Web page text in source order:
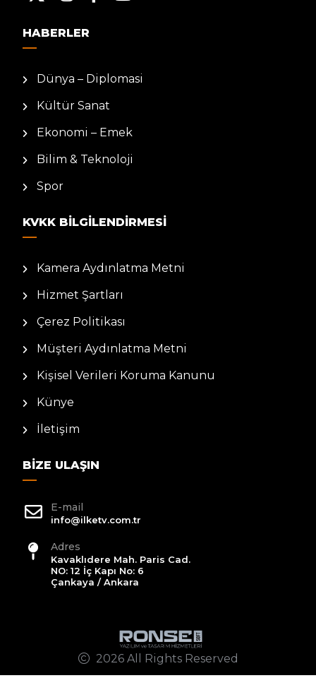
HABERLER
Dünya – Diplomasi
Kültür Sanat
Ekonomi – Emek
Bilim & Teknoloji
Spor
KVKK BILGILENDIRMESI
Kamera Aydınlatma Metni
Hizmet Şartları
Çerez Politikası
Müşteri Aydınlatma Metni
Kişisel Verileri Koruma Kanunu
Künye
İletişim
BIZE ULAŞIN
E-mail
info@ilketv.com.tr
Adres
Kavaklıdere Mah. Paris Cad.
NO: 12 İç Kapı No: 6
Çankaya / Ankara
2026 All Rights Reserved